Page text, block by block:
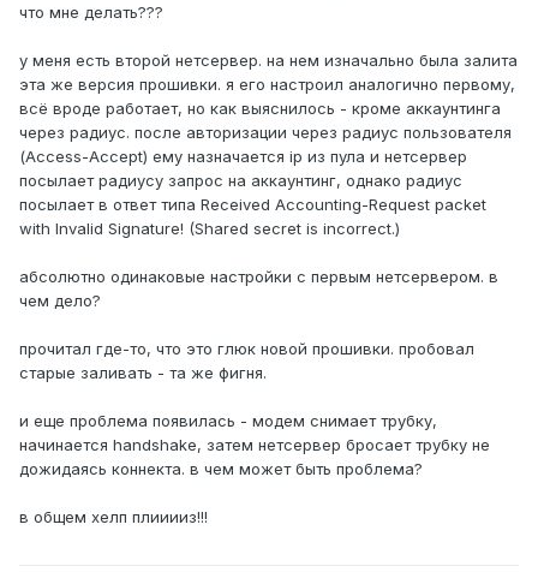
что мне делать???
у меня есть второй нетсервер. на нем изначально была залита
эта же версия прошивки. я его настроил аналогично первому,
всё вроде работает, но как выяснилось - кроме аккаунтинга
через радиус. после авторизации через радиус пользователя
(Access-Accept) ему назначается ip из пула и нетсервер
посылает радиусу запрос на аккаунтинг, однако радиус
посылает в ответ типа Received Accounting-Request packet
with Invalid Signature! (Shared secret is incorrect.)
абсолютно одинаковые настройки с первым нетсервером. в
чем дело?
прочитал где-то, что это глюк новой прошивки. пробовал
старые заливать - та же фигня.
и еще проблема появилась - модем снимает трубку,
начинается handshake, затем нетсервер бросает трубку не
дожидаясь коннекта. в чем может быть проблема?
в общем хелп плииииз!!!